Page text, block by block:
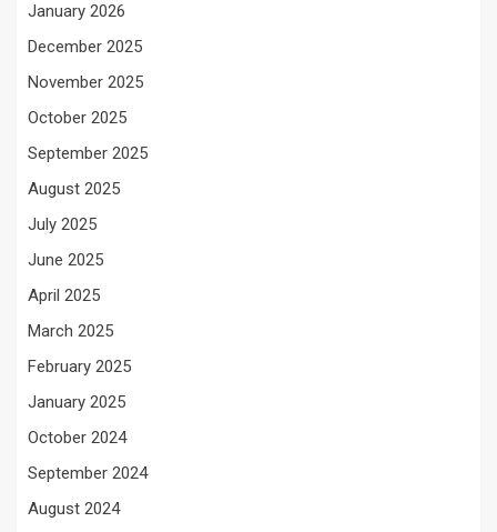
January 2026
December 2025
November 2025
October 2025
September 2025
August 2025
July 2025
June 2025
April 2025
March 2025
February 2025
January 2025
October 2024
September 2024
August 2024